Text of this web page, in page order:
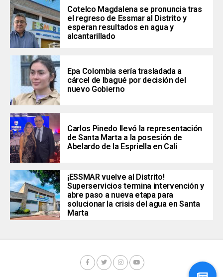
Cotelco Magdalena se pronuncia tras
el regreso de Essmar al Distrito y
esperan resultados en agua y
alcantarillado
Epa Colombia sería trasladada a
cárcel de Ibagué por decisión del
nuevo Gobierno
Carlos Pinedo llevó la representación
de Santa Marta a la posesión de
Abelardo de la Espriella en Cali
¡ESSMAR vuelve al Distrito!
Superservicios termina intervención y
abre paso a nueva etapa para
solucionar la crisis del agua en Santa
Marta